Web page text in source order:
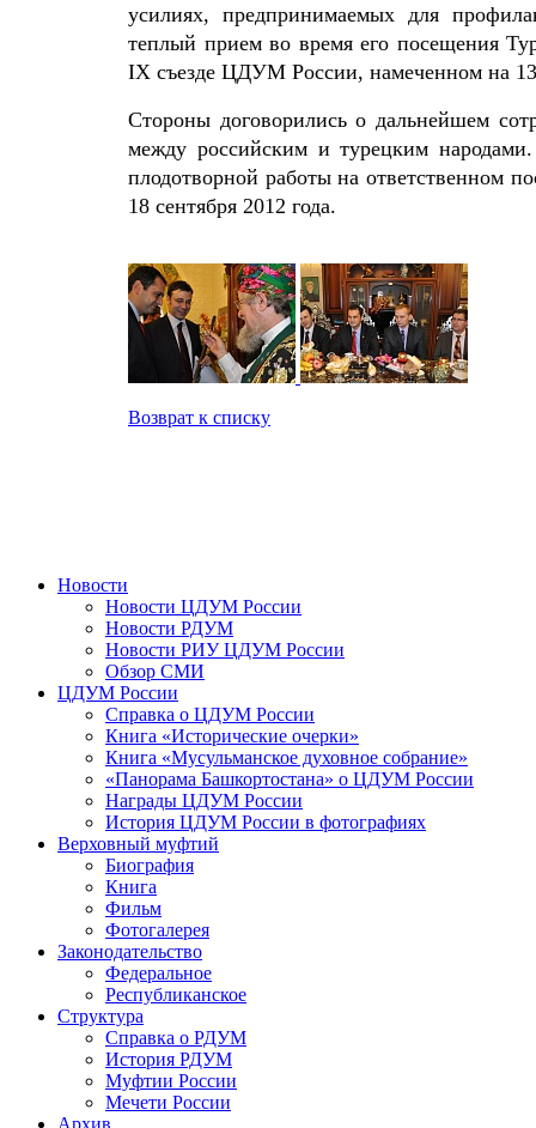
усилиях, предпринимаемых для
теплый прием во время его посещения
IX съезде ЦДУМ России, намеченном на
Стороны договорились о дальнейшем
между российским и турецким
плодотворной работы на ответственном
18 сентября 2012 года.
Возврат к списку
Новости
Новости ЦДУМ России
Новости РДУМ
Новости РИУ ЦДУМ России
Обзор СМИ
ЦДУМ России
Справка о ЦДУМ России
Книга «Исторические очерки»
Книга «Мусульманское духовное собрание»
«Панорама Башкортостана» о ЦДУМ России
Награды ЦДУМ России
История ЦДУМ России в фотографиях
Верховный муфтий
Биография
Книга
Фильм
Фотогалерея
Законодательство
Федеральное
Республиканское
Структура
Справка о РДУМ
История РДУМ
Муфтии России
Мечети России
Архив